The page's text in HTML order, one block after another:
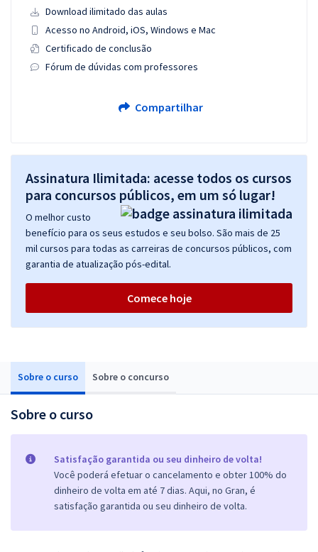
Sobre o curso Sobre o concurso
Sobre o curso
Satisfação garantida ou seu dinheiro de volta!
Você poderá efetuar o cancelamento e obter 100% do
dinheiro de volta em até 7 dias. Aqui, no Gran, é
satisfação garantida ou seu dinheiro de volta.
Download ilimitado das aulas
Acesso no Android, iOS, Windows e Mac
Certificado de conclusão
Fórum de dúvidas com professores
Compartilhar
Assinatura Ilimitada: acesse todos os cursos
para concursos públicos, em um só lugar!
O melhor custo
benefício para os seus estudos e seu bolso. São mais de 25
mil cursos para todas as carreiras de concursos públicos, com
garantia de atualização pós-edital.
Comece hoje